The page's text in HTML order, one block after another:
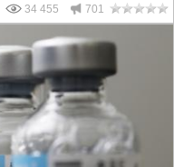
34 455 701